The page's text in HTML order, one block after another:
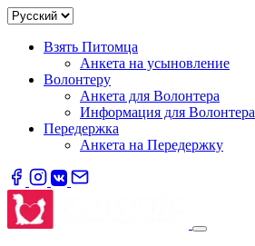
Взять Питомца
Анкета на усыновление
Волонтеру
Анкета для Волонтера
Информация для Волонтера
Передержка
Анкета на Передержку